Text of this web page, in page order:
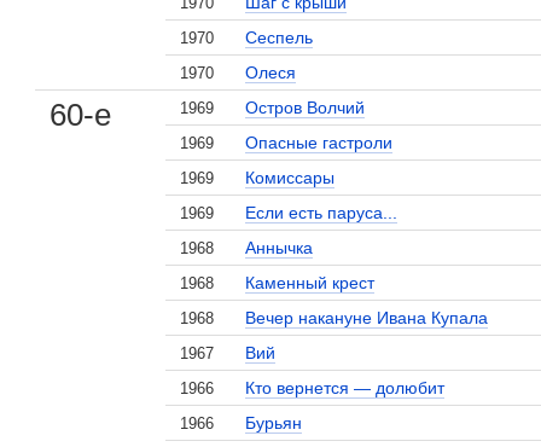
1970 Сеспель
1970 Олеся
60-е 1969 Остров Волчий
1969 Опасные гастроли
1969 Комиссары
1969 Если есть паруса...
1968 Аннычка
1968 Каменный крест
1968 Вечер накануне Ивана Купала
1967 Вий
1966 Кто вернется — долюбит
1966 Бурьян